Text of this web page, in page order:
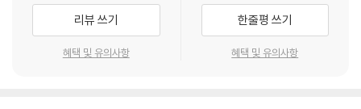
대로 표현하고, 원작의 뜻을 최대한 살리면서도 완벽하게 번역해 놓았다.
영어 원문에서 존재하는 모든 오류를 최대한 바로잡았고 내용에서 나타난
모순점을 고쳤다. 그 결과, 중학교 수준의 영어 실력을 가진 독자라면 누구
리뷰 쓰기
혜택 및 유의사항
한줄평 쓰기
혜택 및 유의사항